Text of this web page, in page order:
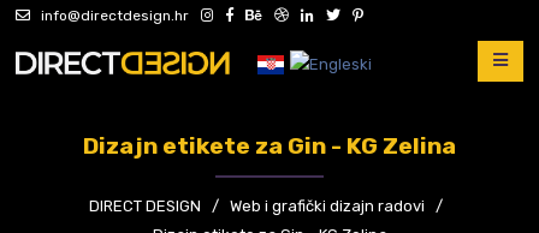
info@directdesign.hr
Dizajn etikete za Gin - KG Zelina
DIRECT DESIGN / Web i grafički dizajn radovi
/